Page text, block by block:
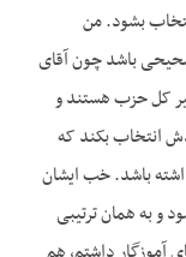
بشود. من
باشد چون آقای
کل حزب هستند و
انتخاب بکند که
باشد. خب ایشان
و به همان ترتیبی